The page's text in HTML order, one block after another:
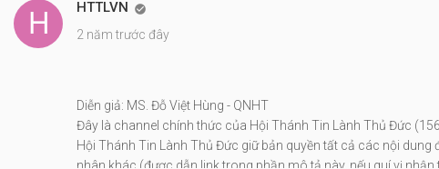
HTTLVN 
2 năm trước đây
Diễn giả: MS. Đỗ Việt Hùng - QNHT
Đây là channel chính thức của Hội Thánh Tin Lành Thủ Đức
Hội Thánh Tin Lành Thủ Đức giữ bản quyền tất cả các nội
nhân khác (được dẫn link trong phần mô tả này, nếu quí vị